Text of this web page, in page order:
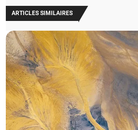
ARTICLES SIMILAIRES